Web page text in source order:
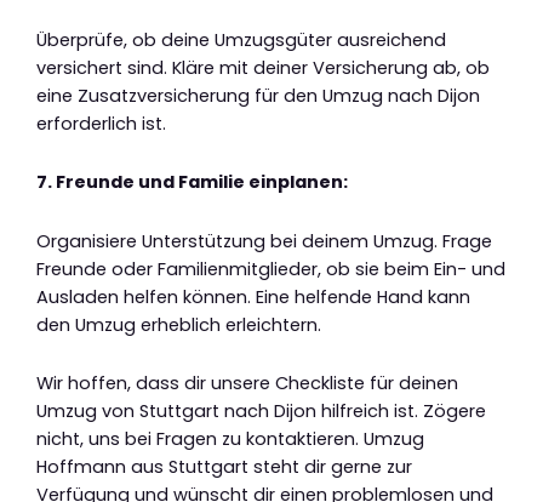
Überprüfe, ob deine Umzugsgüter ausreichend
versichert sind. Kläre mit deiner Versicherung ab, ob
eine Zusatzversicherung für den Umzug nach Dijon
erforderlich ist.
7. Freunde und Familie einplanen:
Organisiere Unterstützung bei deinem Umzug. Frage
Freunde oder Familienmitglieder, ob sie beim Ein- und
Ausladen helfen können. Eine helfende Hand kann
den Umzug erheblich erleichtern.
Wir hoffen, dass dir unsere Checkliste für deinen
Umzug von Stuttgart nach Dijon hilfreich ist. Zögere
nicht, uns bei Fragen zu kontaktieren. Umzug
Hoffmann aus Stuttgart steht dir gerne zur
Verfügung und wünscht dir einen problemlosen und